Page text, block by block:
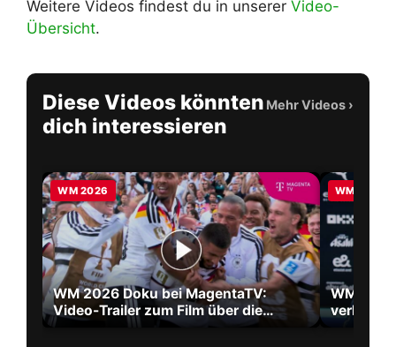
Weitere Videos findest du in unserer Video-
Übersicht.
Diese Videos könnten
dich interessieren
Mehr Videos ›
WM 2026
WM 2026 Doku bei MagentaTV:
Video-Trailer zum Film über die
größte WM aller Zeiten
WM 2026
WM